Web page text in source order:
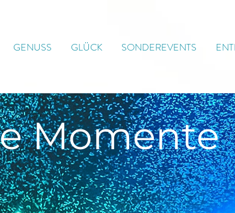
GENUSS GLÜCK SONDEREVENTS
Momente